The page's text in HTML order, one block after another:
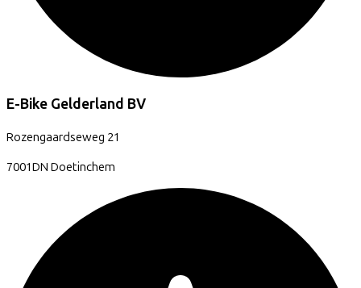
E-Bike Gelderland BV
Rozengaardseweg 21
7001DN Doetinchem